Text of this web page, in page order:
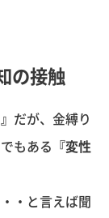
の接触
だが、金縛り
でもある 『変性
・・と言えば聞